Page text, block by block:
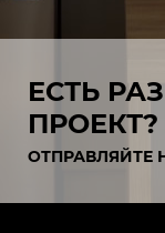
ЕСТЬ
ПРОЕКТ?
ОТПРАВЛЯЙТЕ